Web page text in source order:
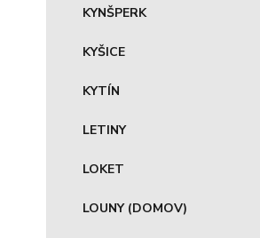
KYNŠPERK
KYŠICE
KYTÍN
LETINY
LOKET
LOUNY (DOMOV)